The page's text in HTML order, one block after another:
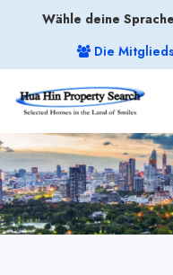
Wähle deine
Die